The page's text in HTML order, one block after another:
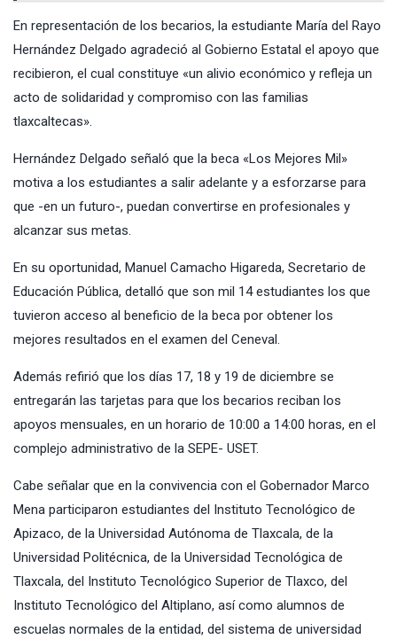
En representación de los becarios, la estudiante María del Rayo
Hernández Delgado agradeció al Gobierno Estatal el apoyo que
recibieron, el cual constituye «un alivio económico y refleja un
acto de solidaridad y compromiso con las familias
tlaxcaltecas».
Hernández Delgado señaló que la beca «Los Mejores Mil»
motiva a los estudiantes a salir adelante y a esforzarse para
que -en un futuro-, puedan convertirse en profesionales y
alcanzar sus metas.
En su oportunidad, Manuel Camacho Higareda, Secretario de
Educación Pública, detalló que son mil 14 estudiantes los que
tuvieron acceso al beneficio de la beca por obtener los
mejores resultados en el examen del Ceneval.
Además refirió que los días 17, 18 y 19 de diciembre se
entregarán las tarjetas para que los becarios reciban los
apoyos mensuales, en un horario de 10:00 a 14:00 horas, en el
complejo administrativo de la SEPE- USET.
Cabe señalar que en la convivencia con el Gobernador Marco
Mena participaron estudiantes del Instituto Tecnológico de
Apizaco, de la Universidad Autónoma de Tlaxcala, de la
Universidad Politécnica, de la Universidad Tecnológica de
Tlaxcala, del Instituto Tecnológico Superior de Tlaxco, del
Instituto Tecnológico del Altiplano, así como alumnos de
escuelas normales de la entidad, del sistema de universidad